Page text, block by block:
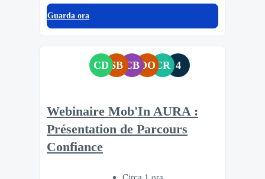
Guarda ora
CD SB CBOO CR 4
Webinaire Mob'In AURA :
Présentation de Parcours
Confiance
Circa 1 ora